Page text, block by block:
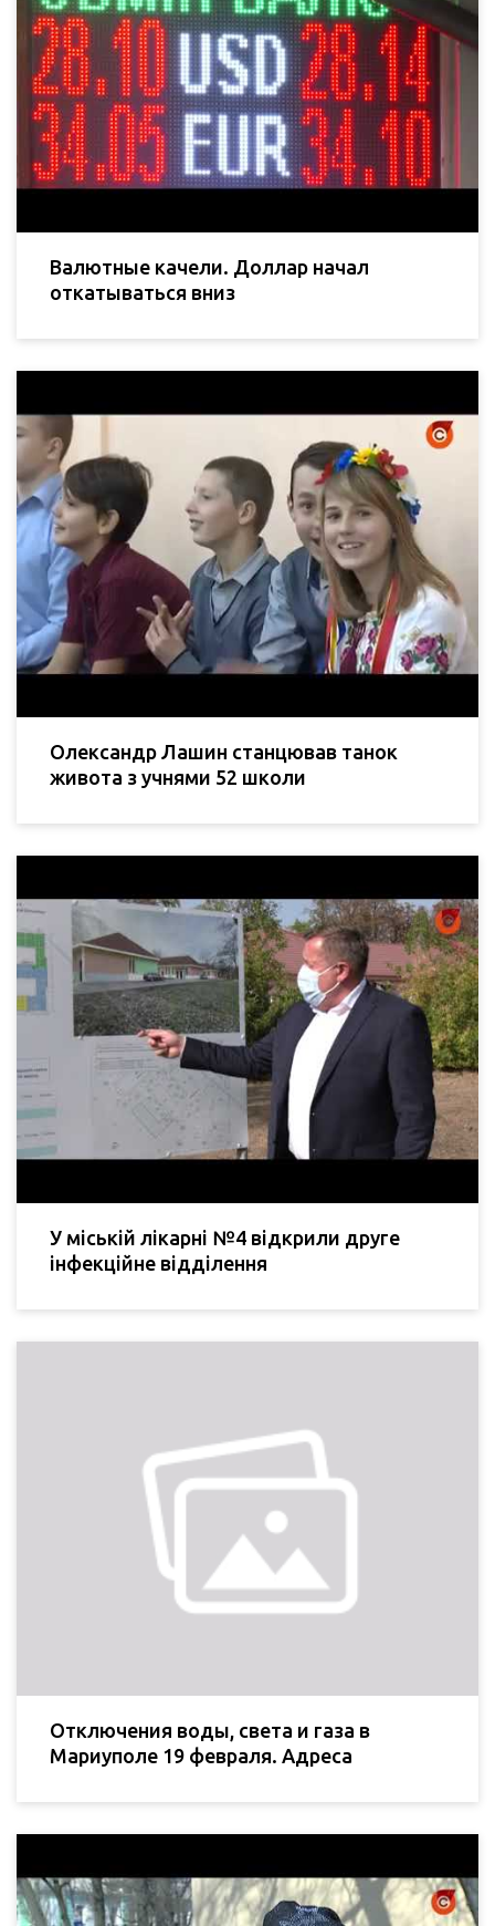
Валютные качели. Доллар начал
откатываться вниз
Олександр Лашин станцював танок
живота з учнями 52 школи
У міській лікарні №4 відкрили друге
інфекційне відділення
Отключения воды, света и газа в
Мариуполе 19 февраля. Адреса